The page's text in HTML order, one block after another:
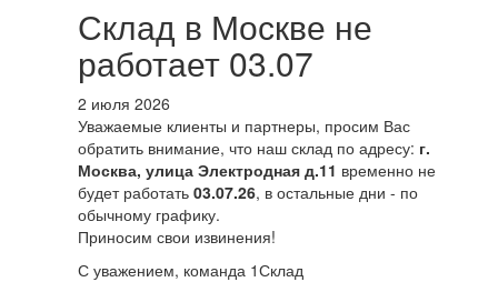
Склад в Москве не
работает 03.07
2 июля 2026
Уважаемые клиенты и партнеры, просим Вас
обратить внимание, что наш склад по адресу: г.
Москва, улица Электродная д.11 временно не
будет работать 03.07.26, в остальные дни - по
обычному графику.
Приносим свои извинения!
С уважением, команда 1Склад